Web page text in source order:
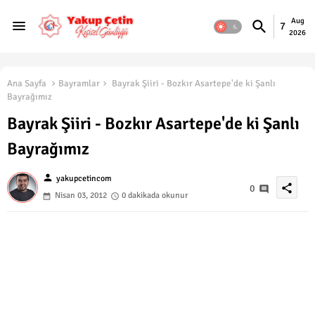
7
Aug
2026
Ana Sayfa Bayramlar
Bayrak Şiiri - Bozkır Asartepe'de ki Şanlı
Bayrağımız
Bayrak Şiiri - Bozkır Asartepe'de ki Şanlı
Bayrağımız
person yakupcetincom
Nisan 03, 2012
0 dakikada okunur
0 share